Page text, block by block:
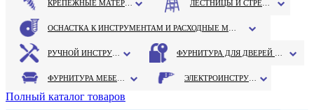
Полный каталог товаров